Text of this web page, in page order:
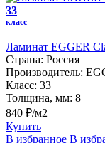
33
класс
Ламинат EGGER
Страна: Россия
Производитель:
Класс: 33
Толщина, мм: 8
840 ₽/м2
Купить
В избранное В